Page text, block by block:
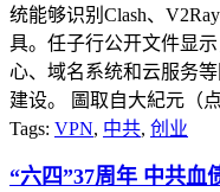
统能够识别Clash、
具。任子行公开文件显
心、域名系统和云服务
建设。 圖取自大紀元（
Tags: VPN, 中共, 创业
“六四”37周年 中共血